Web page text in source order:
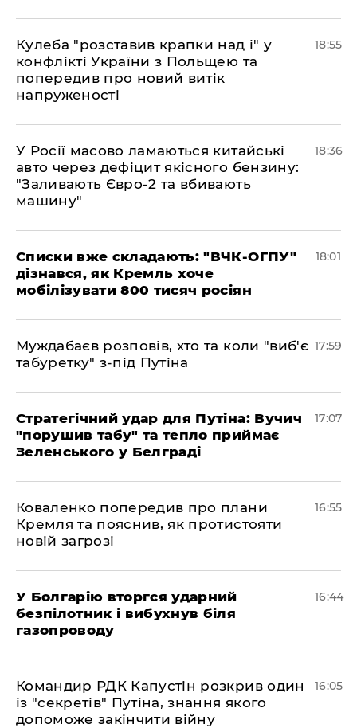
Кулеба "розставив крапки над і" у
конфлікті України з Польщею та
попередив про новий витік
напруженості
18:55
У Росії масово ламаються китайські
авто через дефіцит якісного бензину:
"Заливають Євро-2 та вбивають
машину"
18:36
Списки вже складають: "ВЧК-ОГПУ"
дізнався, як Кремль хоче
мобілізувати 800 тисяч росіян
18:01
Муждабаєв розповів, хто та коли "виб'є
табуретку" з-під Путіна
17:59
Стратегічний удар для Путіна: Вучич
"порушив табу" та тепло приймає
Зеленського у Белграді
17:07
Коваленко попередив про плани
Кремля та пояснив, як протистояти
новій загрозі
16:55
У Болгарію вторгся ударний
безпілотник і вибухнув біля
газопроводу
16:44
Командир РДК Капустін розкрив один
із "секретів" Путіна, знання якого
допоможе закінчити війну
16:05